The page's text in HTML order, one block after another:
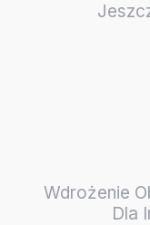
Wdrożenie
Dla